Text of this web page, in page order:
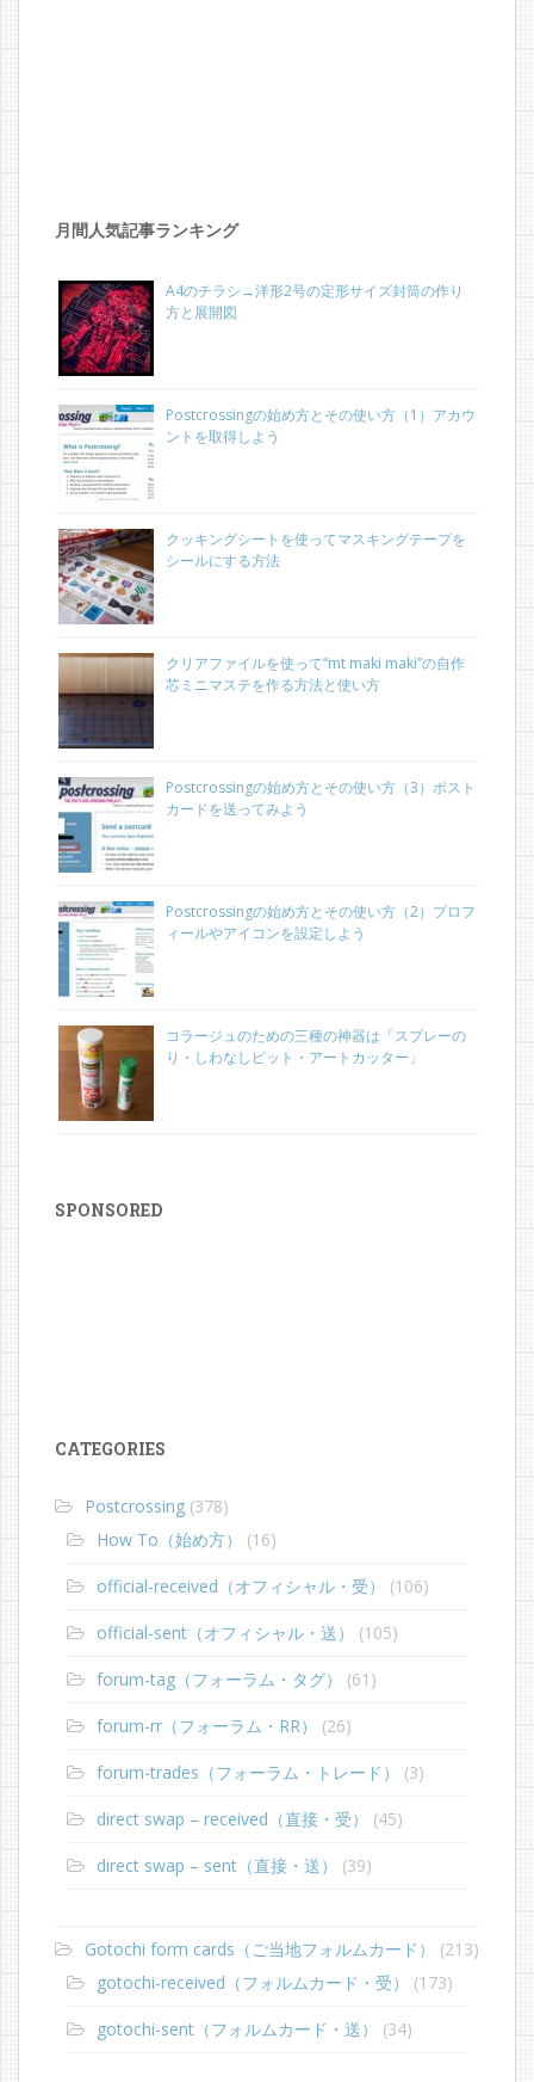
月間人気記事ランキング
A4のチラシ→洋形2号の定形サイズ封筒の作り
方と展開図
Postcrossingの始め方とその使い方（1）アカウ
ントを取得しよう
クッキングシートを使ってマスキングテープを
シールにする方法
クリアファイルを使って“mt maki maki”の自作
芯ミニマステを作る方法と使い方
Postcrossingの始め方とその使い方（3）ポスト
カードを送ってみよう
Postcrossingの始め方とその使い方（2）プロフ
ィールやアイコンを設定しよう
コラージュのための三種の神器は「スプレーの
り・しわなしピット・アートカッター」
SPONSORED
CATEGORIES
Postcrossing (378)
How To（始め方）
(16)
official-received（オフィシャル・受） (106)
official-sent（オフィシャル・送） (105)
forum-tag（フォーラム・タグ） (61)
forum-rr（フォーラム・RR） (26)
forum-trades（フォーラム・トレード） (3)
direct swap – received（直接・受） (45)
direct swap – sent（直接・送） (39)
Gotochi form cards（ご当地フォルムカード）
(213)
gotochi-received（フォルムカード・受）
(173)
gotochi-sent（フォルムカード・送） (34)